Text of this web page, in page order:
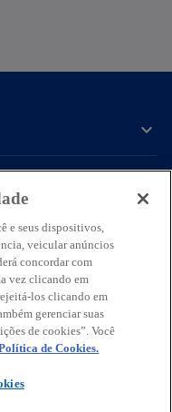
a
b
r
e
a
b
r
e
AjudaGlossário
membro da
e seus dispositivos,
veicular anúncios
concordar com
vez clicando em
los clicando em
gerenciar suas
de cookies”. Você
de Cookies.